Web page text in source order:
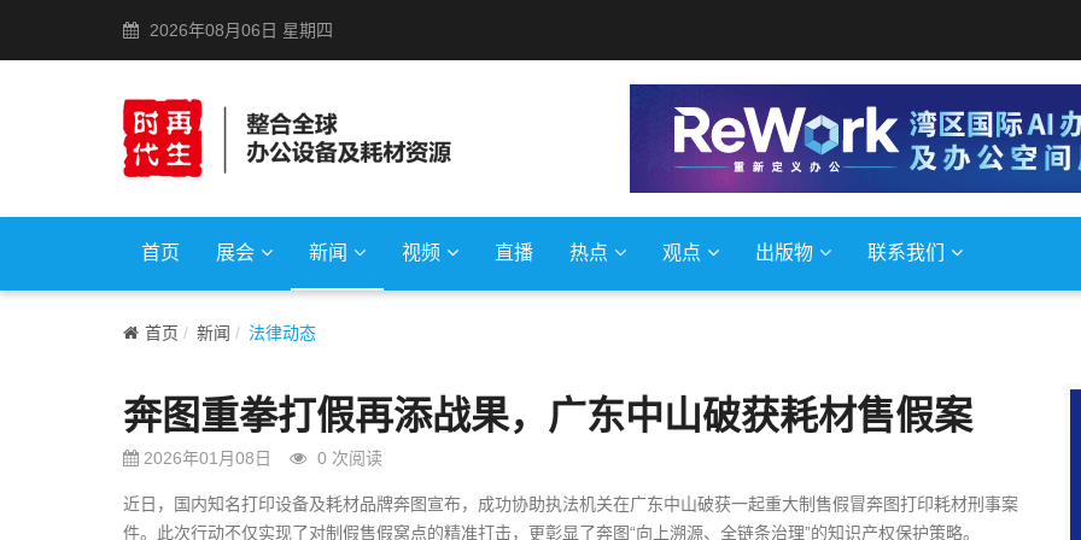
2026年08月06日 星期四
首页 展会 新闻 视频 直播 热点 观点 出版物 联系我们
首页 新闻 法律动态
奔图重拳打假再添战果，广东中山破获耗材售假案
2026年01月08日 0 次阅读
近日，国内知名打印设备及耗材品牌奔图宣布，成功协助执法机关在广东中山破获一起重大制售假冒奔图打印耗材刑事案
件。此次行动不仅实现了对制假售假窝点的精准打击，更彰显了奔图“向上溯源、全链条治理”的知识产权保护策略。